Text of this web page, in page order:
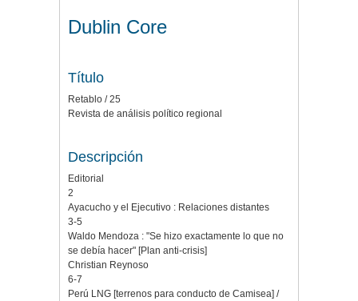
Dublin Core
Título
Retablo / 25
Revista de análisis político regional
Descripción
Editorial
2
Ayacucho y el Ejecutivo : Relaciones distantes
3-5
Waldo Mendoza : "Se hizo exactamente lo que no
se debía hacer" [Plan anti-crisis]
Christian Reynoso
6-7
Perú LNG [terrenos para conducto de Camisea] /